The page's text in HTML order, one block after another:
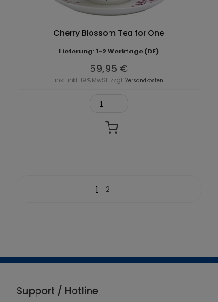
Cherry Blossom Tea for One
Lieferung: 1-2 Werktage (DE)
59,95 €
inkl. inkl. 19% MwSt. zzgl. Versandkosten
1 2
Support / Hotline